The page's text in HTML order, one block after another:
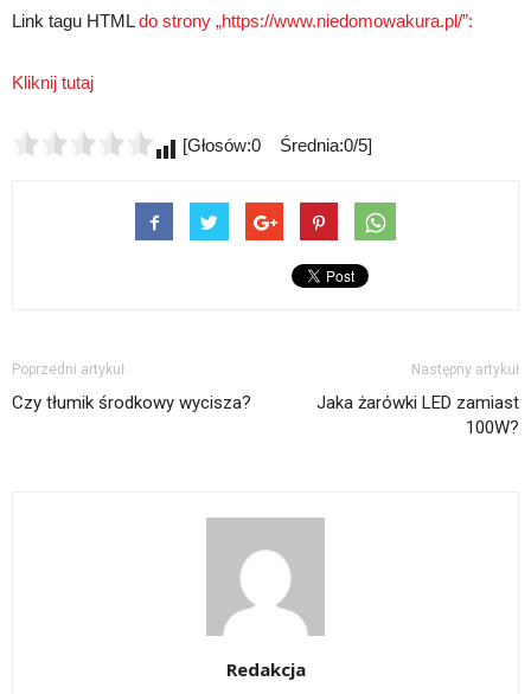
Link tagu HTMLdo strony „https://www.niedomowakura.pl/”:
Kliknij tutaj
[Głosów:0 Średnia:0/5]
Poprzedni artykuł
Czy tłumik środkowy wycisza?
Następny artykuł
Jaka żarówki LED zamiast
100W?
Redakcja